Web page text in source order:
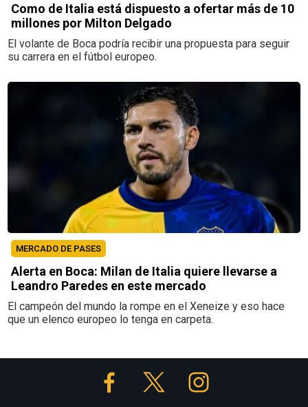
Como de Italia está dispuesto a ofertar más de 10
millones por Milton Delgado
El volante de Boca podría recibir una propuesta para seguir
su carrera en el fútbol europeo.
MERCADO DE PASES
Alerta en Boca: Milan de Italia quiere llevarse a
Leandro Paredes en este mercado
El campeón del mundo la rompe en el Xeneize y eso hace
que un elenco europeo lo tenga en carpeta.